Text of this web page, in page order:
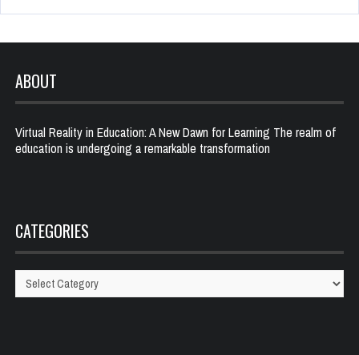
ABOUT
Virtual Reality in Education: A New Dawn for Learning The realm of
education is undergoing a remarkable transformation
CATEGORIES
Categories